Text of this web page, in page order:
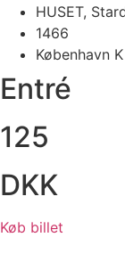
HUSET,
1466
København K
Entré
125
DKK
Køb billet